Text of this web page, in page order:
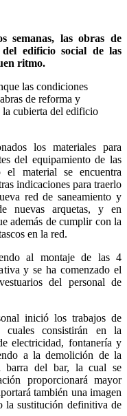
semanas, las obras de
edificio social de las
ritmo.
las condiciones
de reforma y
la cubierta del edificio
los materiales para
del equipamiento de las
material se encuentra
indicaciones para traerlo
red de saneamiento y
nuevas arquetas, y en
además de cumplir con la
en la red.
al montaje de las 4
y se ha comenzado el
del personal de
inició los trabajos de
consistirán en la
electricidad, fontanería y
a la demolición de la
barra del bar, la cual se
proporcionará mayor
también una imagen
la sustitución definitiva de